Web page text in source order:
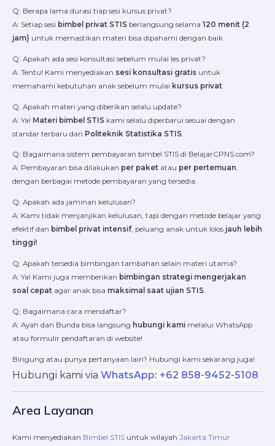
Q: Berapa lama durasi tiap sesi kursus privat?
A: Setiap sesi bimbel privat STIS berlangsung selama 120 menit (2
jam) untuk memastikan materi bisa dipahami dengan baik.
Q: Apakah ada sesi konsultasi sebelum mulai les privat?
A: Tentu! Kami menyediakan sesi konsultasi gratis untuk
memahami kebutuhan anak sebelum mulai kursus privat
Q: Apakah materi yang diberikan selalu update?
A: Ya! Materi bimbel STIS kami selalu diperbarui sesuai dengan
standar terbaru dari Politeknik Statistika STIS
Q: Bagaimana sistem pembayaran bimbel STIS di BelajarCPNS.com?
A: Pembayaran bisa dilakukan per paket atau per pertemuan,
dengan berbagai metode pembayaran yang tersedia.
Q: Apakah ada jaminan kelulusan?
A: Kami tidak menjanjikan kelulusan, tapi dengan metode belajar yang
efektif dan bimbel privat intensif, peluang anak untuk lolos jauh lebih
tinggi!
Q: Apakah tersedia bimbingan tambahan selain materi utama?
A: Ya! Kami juga memberikan bimbingan strategi mengerjakan
soal cepat agar anak bisa maksimal saat ujian STIS.
Q: Bagaimana cara mendaftar?
A: Ayah dan Bunda bisa langsung hubungi kami melalui WhatsApp
atau formulir pendaftaran di website!
Bingung atau punya pertanyaan lain? Hubungi kami sekarang juga!
Hubungi kami via WhatsApp: +62 858-9452-5108
Area Layanan
Kami menyediakan Bimbel STIS untuk wilayah Jakarta Timur